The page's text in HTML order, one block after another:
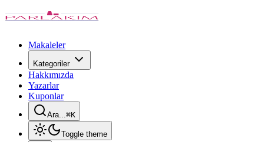
Makaleler
Kategoriler
Hakkımızda
Yazarlar
Kuponlar
Ara...⌘K
Toggle theme